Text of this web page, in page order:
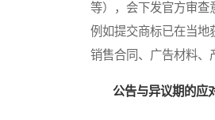
等），会下发官方审查
例如提交商标已在当地
销售合同、广告材料、
公告与异议期的应